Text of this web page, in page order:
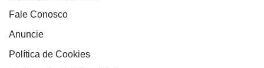
Fale Conosco
Anuncie
Política de Cookies